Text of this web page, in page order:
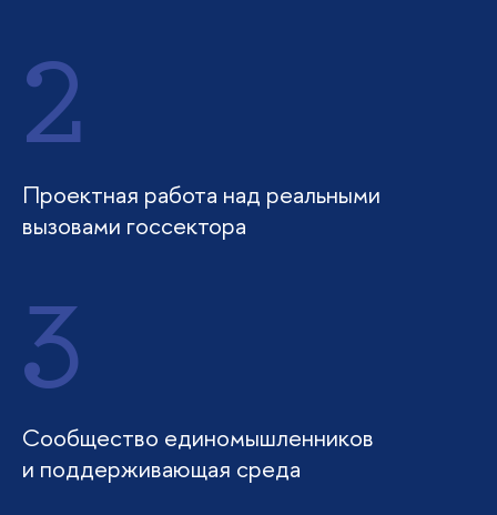
2
Проектная работа над реальными
вызовами госсектора
3
Сообщество единомышленников
и поддерживающая среда